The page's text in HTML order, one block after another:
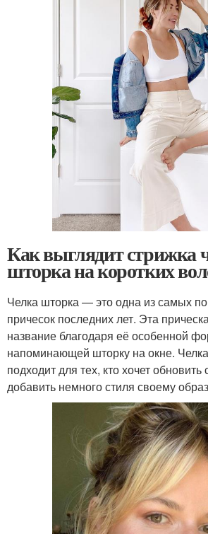
Как выглядит стрижка
шторка на коротких
Челка шторка — это одна из самых
причесок последних лет. Эта
название благодаря её особенной
напоминающей шторку на окне.
подходит для тех, кто хочет
добавить немного стиля своему